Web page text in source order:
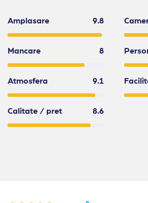
Amplasare 9.8
Mancare 8
Atmosfera 9.1
Calitate / pret 8.6